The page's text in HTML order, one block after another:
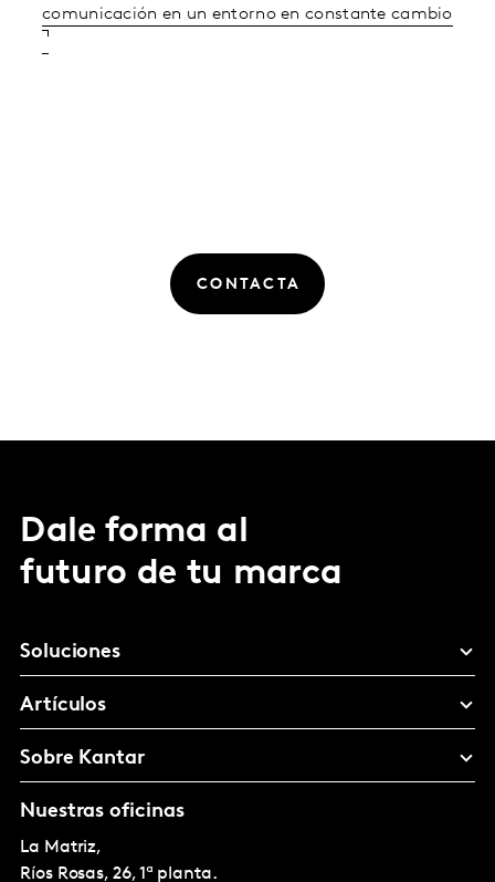
comunicación en un entorno en constante cambio
CONTACTA
Dale forma al
futuro de tu marca
Soluciones
Artículos
Sobre Kantar
Nuestras oficinas
La Matriz,
Ríos Rosas, 26, 1ª planta.